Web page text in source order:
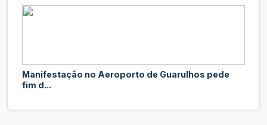
Manifestação no Aeroporto de Guarulhos pede
fim d...